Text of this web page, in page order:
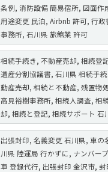
条例, 消防設備 簡易宿所, 図面作
用途変更 民泊, Airbnb 許可, 行
事務所, 石川県 旅館業 許可
相続手続き, 不動産売却, 相続登
遺産分割協議書, 石川県 相続手
動産売却, 相続と不動産, 残置物
高見裕樹事務所, 相続人調査, 相
却, 相続と登記, 相続サポート 石
出張封印, 名義変更 石川県, 車の
川県 陸運局 行かずに, ナンバー
車 登録代行, 出張封印 金沢市, 封